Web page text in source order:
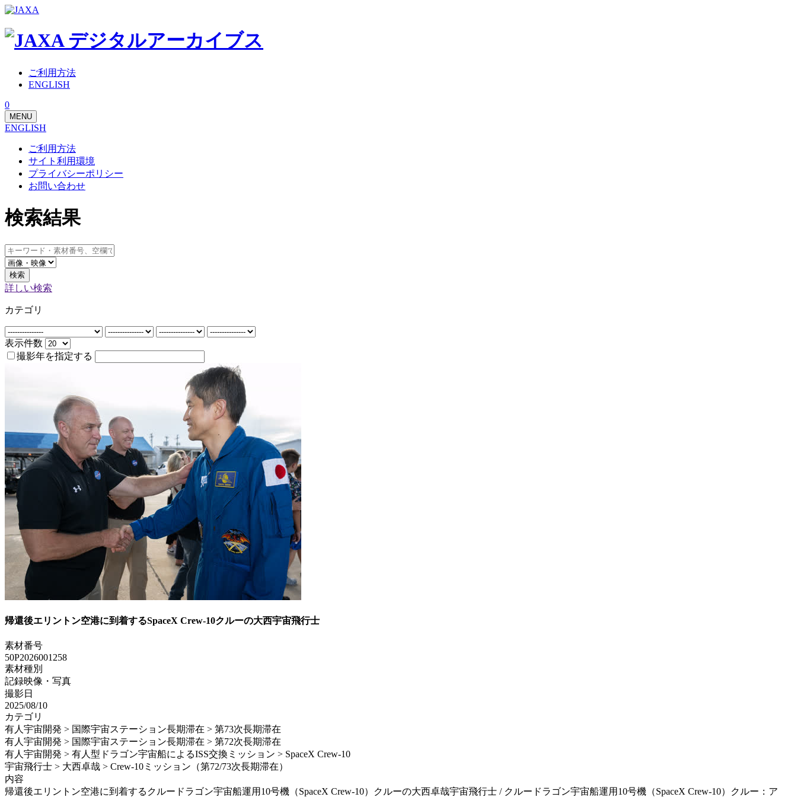
ご利用方法
ENGLISH
0
MENU
ENGLISH
ご利用方法
サイト利用環境
プライバシーポリシー
お問い合わせ
検索結果
検索
詳しい検索
カテゴリ
表示件数
撮影年を指定する
帰還後エリントン空港に到着するSpaceX Crew-10クルーの大西宇宙飛行士
素材番号
50P2026001258
素材種別
記録映像・写真
撮影日
2025/08/10
カテゴリ
有人宇宙開発 > 国際宇宙ステーション長期滞在 > 第73次長期滞在
有人宇宙開発 > 国際宇宙ステーション長期滞在 > 第72次長期滞在
有人宇宙開発 > 有人型ドラゴン宇宙船によるISS交換ミッション > SpaceX Crew-10
宇宙飛行士 > 大西卓哉 > Crew-10ミッション（第72/73次長期滞在）
内容
帰還後エリントン空港に到着するクルードラゴン宇宙船運用10号機（SpaceX Crew-10）クルーの大西卓哉宇宙飛行士 / クルードラゴン宇宙船運用10号機（SpaceX Crew-10）クルー：ア